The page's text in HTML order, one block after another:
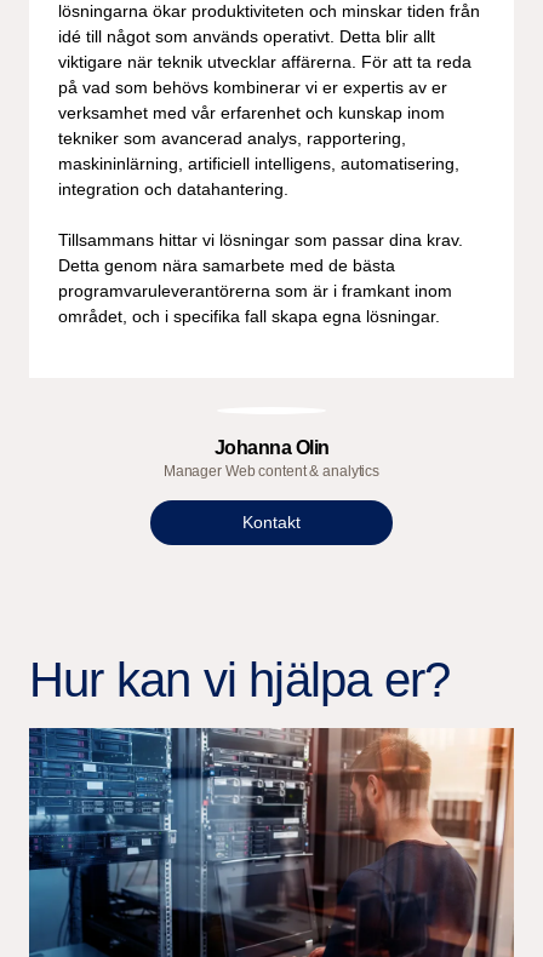
lösningarna ökar produktiviteten och minskar tiden från
idé till något som används operativt. Detta blir allt
viktigare när teknik utvecklar affärerna. För att ta reda
på vad som behövs kombinerar vi er expertis av er
verksamhet med vår erfarenhet och kunskap inom
tekniker som avancerad analys, rapportering,
maskininlärning, artificiell intelligens, automatisering,
integration och datahantering.
Tillsammans hittar vi lösningar som passar dina krav.
Detta genom nära samarbete med de bästa
programvaruleverantörerna som är i framkant inom
området, och i specifika fall skapa egna lösningar.
Johanna Olin
Manager Web content & analytics
Kontakt
Hur kan vi hjälpa er?